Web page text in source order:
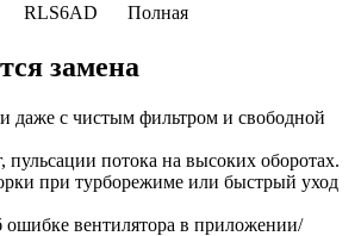
RLS6AD Полная
замена
даже с чистым фильтром и свободной
пульсации потока на высоких оборотах.
при турборежиме или быстрый уход
вентилятора в приложении/